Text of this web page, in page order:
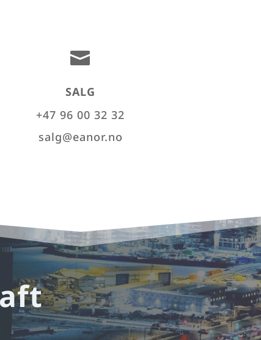

SALG
+47 96 00 32 32
salg@eanor.no